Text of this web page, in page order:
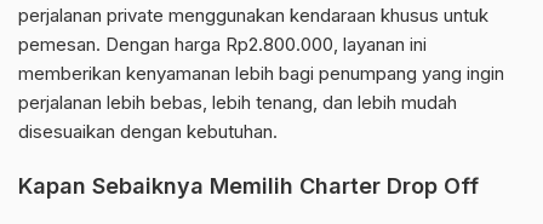
perjalanan private menggunakan kendaraan khusus untuk
pemesan. Dengan harga Rp2.800.000, layanan ini
memberikan kenyamanan lebih bagi penumpang yang ingin
perjalanan lebih bebas, lebih tenang, dan lebih mudah
disesuaikan dengan kebutuhan.
Kapan Sebaiknya Memilih Charter Drop Off